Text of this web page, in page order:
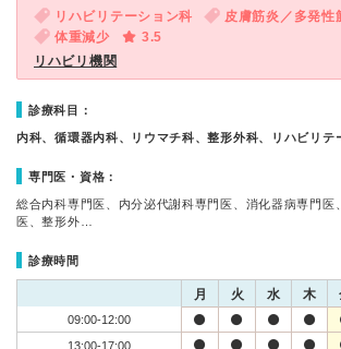
リハビリテーション科
皮膚筋炎／多発性
体重減少
3.5
リハビリ機関
診療科目：
内科、循環器内科、リウマチ科、整形外科、リハビリテ
専門医・資格：
総合内科専門医、内分泌代謝科専門医、消化器病専門医
医、整形外…
診療時間
月 火 水 木
09:00-12:00
13:00-17:00